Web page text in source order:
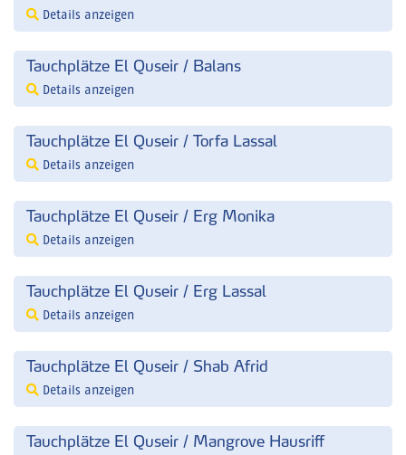
Details anzeigen
Tauchplätze El Quseir / Balans
Details anzeigen
Tauchplätze El Quseir / Torfa Lassal
Details anzeigen
Tauchplätze El Quseir / Erg Monika
Details anzeigen
Tauchplätze El Quseir / Erg Lassal
Details anzeigen
Tauchplätze El Quseir / Shab Afrid
Details anzeigen
Tauchplätze El Quseir / Mangrove Hausriff